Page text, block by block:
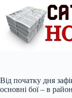
вмісту
Від початку дня
основні бої – в